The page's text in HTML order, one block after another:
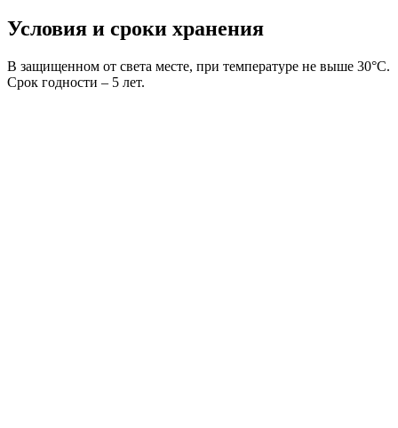
Условия и сроки хранения
В защищенном от света месте, при температуре не выше 30°C.
Срок годности – 5 лет.